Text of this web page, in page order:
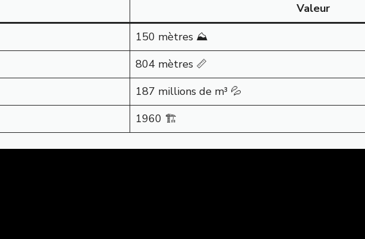
Valeur
150 mètres ⛰️
804 mètres 📏
187 millions de m³ 💦
1960 🏗️